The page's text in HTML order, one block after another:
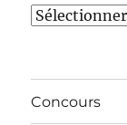
Catégories
Concours